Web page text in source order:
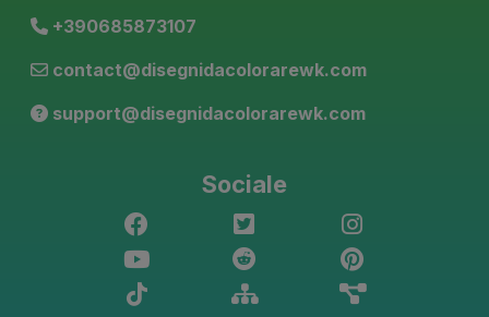
+390685873107
contact@disegnidacolorarewk.com
support@disegnidacolorarewk.com
Sociale